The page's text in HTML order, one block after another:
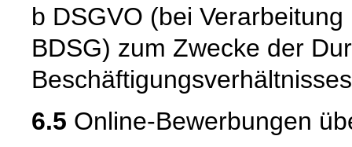
b DSGVO (bei
BDSG) zum Zwecke der
6.5 Online-Bewerbungen